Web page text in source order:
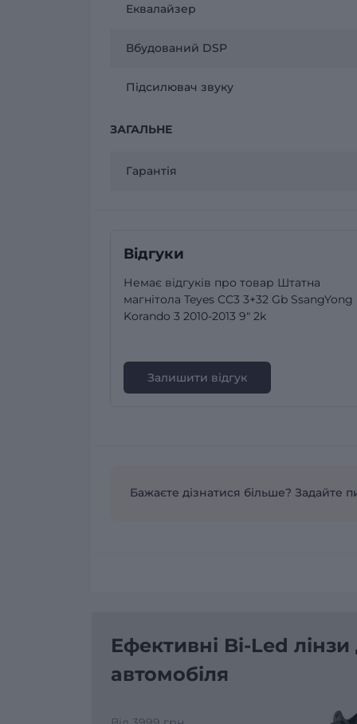
Еквалайзер
Вбудований DSP
Підсилювач звуку
ЗАГАЛЬНЕ
Гарантія
Відгуки
Немає відгуків про товар Штатна
магнітола Teyes CC3 3+32 Gb SsangYong
Korando 3 2010-2013 9" 2k
Залишити відгук
Бажаєте дізнатися більше? Задайте
Ефективні Bi-Led лінзи
автомобіля